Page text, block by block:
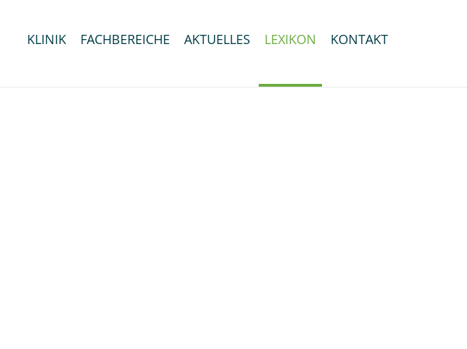
KLINIK FACHBEREICHE AKTUELLES LEXIKON KONTAKT